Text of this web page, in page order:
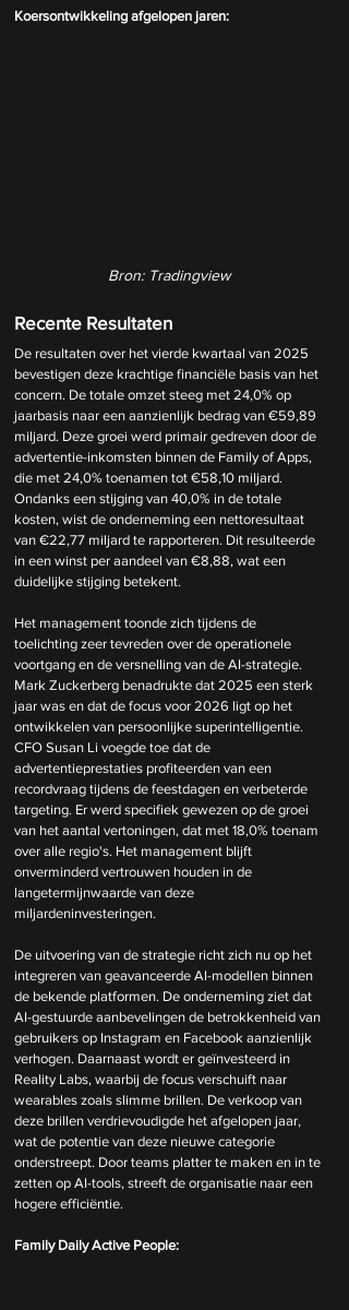
Koersontwikkeling afgelopen jaren:
Bron: Tradingview
Recente Resultaten
De resultaten over het vierde kwartaal van 2025
bevestigen deze krachtige financiële basis van het
concern. De totale omzet steeg met 24,0% op
jaarbasis naar een aanzienlijk bedrag van €59,89
miljard. Deze groei werd primair gedreven door de
advertentie-inkomsten binnen de Family of Apps,
die met 24,0% toenamen tot €58,10 miljard.
Ondanks een stijging van 40,0% in de totale
kosten, wist de onderneming een nettoresultaat
van €22,77 miljard te rapporteren. Dit resulteerde
in een winst per aandeel van €8,88, wat een
duidelijke stijging betekent.
Het management toonde zich tijdens de
toelichting zeer tevreden over de operationele
voortgang en de versnelling van de AI-strategie.
Mark Zuckerberg benadrukte dat 2025 een sterk
jaar was en dat de focus voor 2026 ligt op het
ontwikkelen van persoonlijke superintelligentie.
CFO Susan Li voegde toe dat de
advertentieprestaties profiteerden van een
recordvraag tijdens de feestdagen en verbeterde
targeting. Er werd specifiek gewezen op de groei
van het aantal vertoningen, dat met 18,0% toenam
over alle regio's. Het management blijft
onverminderd vertrouwen houden in de
langetermijnwaarde van deze
miljardeninvesteringen.
De uitvoering van de strategie richt zich nu op het
integreren van geavanceerde AI-modellen binnen
de bekende platformen. De onderneming ziet dat
AI-gestuurde aanbevelingen de betrokkenheid van
gebruikers op Instagram en Facebook aanzienlijk
verhogen. Daarnaast wordt er geïnvesteerd in
Reality Labs, waarbij de focus verschuift naar
wearables zoals slimme brillen. De verkoop van
deze brillen verdrievoudigde het afgelopen jaar,
wat de potentie van deze nieuwe categorie
onderstreept. Door teams platter te maken en in te
zetten op AI-tools, streeft de organisatie naar een
hogere efficiëntie.
Family Daily Active People: